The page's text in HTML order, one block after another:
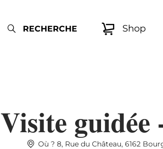
RECHERCHE Shop
Visite
Où ? 8, Rue du Château, 6162